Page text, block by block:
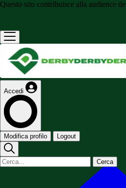
Questo sito contribuisce alla audience de
Accedi
Modifica profilo Logout
Cerca